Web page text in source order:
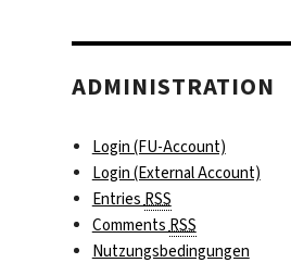
ADMINISTRATION
Login (FU-Account)
Login (External Account)
Entries RSS
Comments RSS
Nutzungsbedingungen